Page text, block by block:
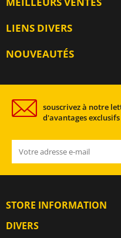
LIENS DIVERS
NOUVEAUTÉS
souscrivez à notre
d'avantages exclusifs
STORE INFORMATION
DIVERS